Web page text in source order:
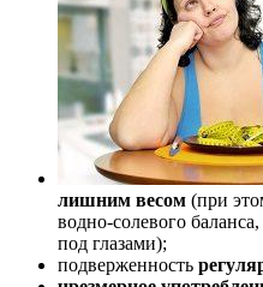
лишним весом (при
водно-солевого
под глазами);
подверженность